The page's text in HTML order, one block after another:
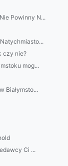
Powinny N...
czy nie?
mog...
Białymsto...
Ci ...